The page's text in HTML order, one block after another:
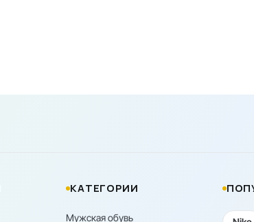
КАТЕГОРИИ
Мужская обувь